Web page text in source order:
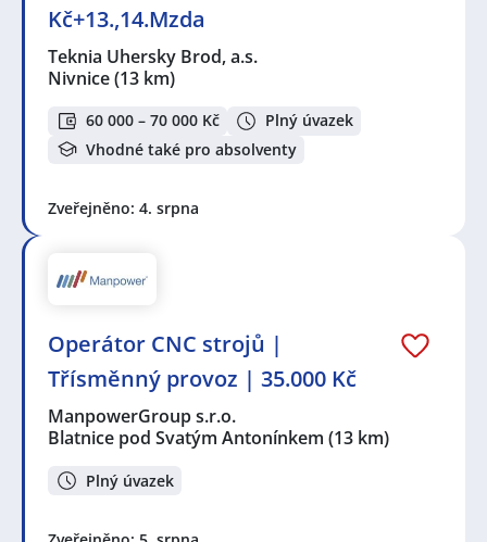
Kč+13.,14.Mzda
Teknia Uhersky Brod, a.s.
Nivnice(13 km)
60 000 – 70 000 Kč
Plný úvazek
Vhodné také pro absolventy
Zveřejněno: 4. srpna
Operátor CNC strojů |
Třísměnný provoz | 35.000 Kč
ManpowerGroup s.r.o.
Blatnice pod Svatým Antonínkem (13 km)
Plný úvazek